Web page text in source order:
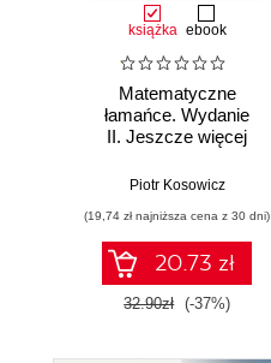
książka ebook
Matematyczne
łamańce. Wydanie
II. Jeszcze więcej
logicznych
Piotr Kosowicz
(19,74 zł najniższa cena z 30 dni)
20.73 zł
32.90zł (-37%)